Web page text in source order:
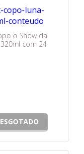
o Show da
com 24
ESGOTADO